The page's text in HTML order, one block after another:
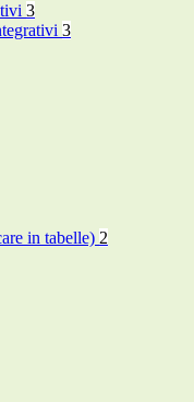
3
3
in tabelle) 2